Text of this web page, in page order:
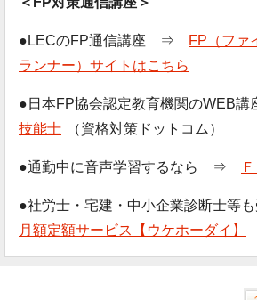
●LECのFP通信講座 ⇒
FP（ファ
ランナー）サイトはこちら
●日本FP協会認定教育機関の
技能士
（資格対策ドットコム）
●通勤中に音声学習するなら ⇒
●社労士・宅建・中小企業診断士
月額定額サービス【ウケホーダイ】